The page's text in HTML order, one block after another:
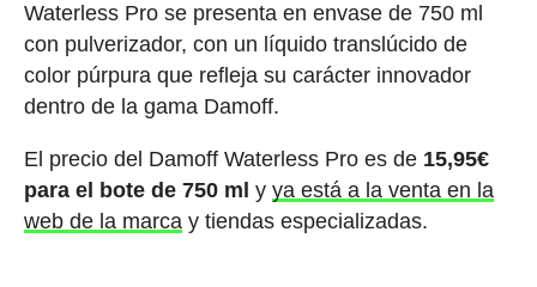
Waterless Pro se presenta en envase de 750 ml
con pulverizador, con un líquido translúcido de
color púrpura que refleja su carácter innovador
dentro de la gama Damoff.
El precio del Damoff Waterless Pro es de 15,95€
para el bote de 750 ml y ya está a la venta en la
web de la marcay tiendas especializadas.